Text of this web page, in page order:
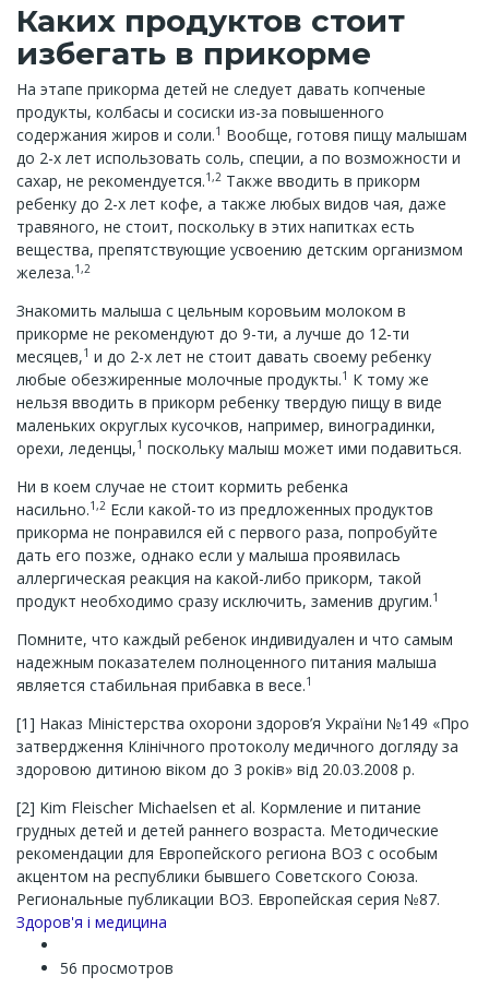
Каких продуктов стоит
избегать в прикорме
На этапе прикорма детей не следует давать копченые
продукты, колбасы и сосиски из-за повышенного
содержания жиров и соли.1 Вообще, готовя пищу малышам
до 2-х лет использовать соль, специи, а по возможности и
сахар, не рекомендуется.1,2 Также вводить в прикорм
ребенку до 2-х лет кофе, а также любых видов чая, даже
травяного, не стоит, поскольку в этих напитках есть
вещества, препятствующие усвоению детским организмом
железа.1,2
Знакомить малыша с цельным коровьим молоком в
прикорме не рекомендуют до 9-ти, а лучше до 12-ти
месяцев,1 и до 2-х лет не стоит давать своему ребенку
любые обезжиренные молочные продукты.1 К тому же
нельзя вводить в прикорм ребенку твердую пищу в виде
маленьких округлых кусочков, например, виноградинки,
орехи, леденцы,1 поскольку малыш может ими подавиться.
Ни в коем случае не стоит кормить ребенка
насильно.1,2 Если какой-то из предложенных продуктов
прикорма не понравился ей с первого раза, попробуйте
дать его позже, однако если у малыша проявилась
аллергическая реакция на какой-либо прикорм, такой
продукт необходимо сразу исключить, заменив другим.1
Помните, что каждый ребенок индивидуален и что самым
надежным показателем полноценного питания малыша
является стабильная прибавка в весе.1
[1] Наказ Міністерства охорони здоров’я України №149 «Про
затвердження Клінічного протоколу медичного догляду за
здоровою дитиною віком до 3 років» від 20.03.2008 р.
[2] Kim Fleischer Michaelsen et al. Кормление и питание
грудных детей и детей раннего возраста. Методические
рекомендации для Европейского региона ВОЗ с особым
акцентом на республики бывшего Советского Союза.
Региональные публикации ВОЗ. Европейская серия №87.
Channel
Здоров'я і медицина
56 просмотров